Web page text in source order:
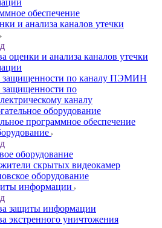
обеспечение
и анализа каналов утечки
оценки и анализа каналов утечки
защищенности по каналу ПЭМИН
по
каналу
оборудование
программное обеспечение
оборудование
скрытых видеокамер
оборудование
информации
защиты информации
экстренного уничтожения